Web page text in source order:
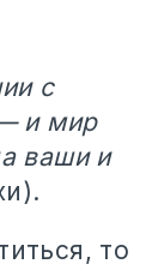
с
и мир
ваши и
то